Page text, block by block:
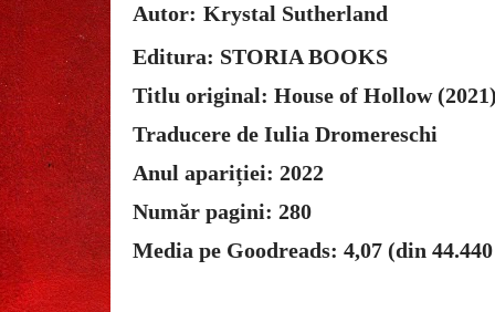
Autor: Krystal Sutherland
Editura: STORIA BOOKS
Titlu original: House of Hollow
Traducere de Iulia Dromereschi
Anul apariției: 2022
Număr pagini: 280
Media pe Goodreads: 4,07 (din